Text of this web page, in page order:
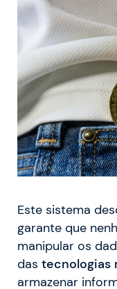
Este sistema
garante que
manipular os
das tecnologias
armazenar